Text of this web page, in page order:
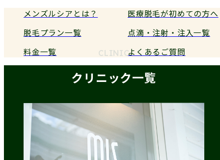
メンズルシアとは？
医療脱毛が初めての方へ
脱毛プラン一覧
点滴・注射・注入一覧
料金一覧
よくあるご質問
CLINIC
クリニック一覧